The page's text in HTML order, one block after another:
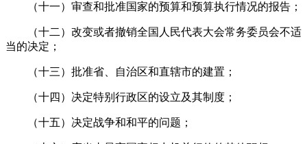
（十一）审查和批准国家的预算和预算执行情况的报告；
（十二）改变或者撤销全国人民代表大会常务委员会不适
当的决定；
（十三）批准省、自治区和直辖市的建置；
（十四）决定特别行政区的设立及其制度；
（十五）决定战争和和平的问题；